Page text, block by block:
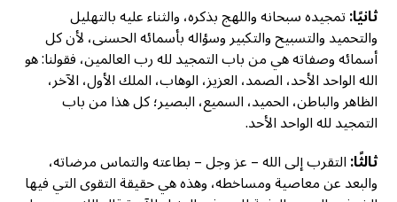
ثانيًا:تمجيده سبحانه واللهج بذكره، والثناء عليه بالتهليل
والتحميد والتسبيح والتكبير وسؤاله بأسمائه الحسنى، لأن كل
أسمائه وصفاته هي من باب التمجيد لله رب العالمين، فقولنا: هو
الله الواحد الأحد، الصمد، العزيز، الوهاب، الملك الأول، الآخر،
الظاهر والباطن، الحميد، السميع، البصير؛ كل هذا من باب
التمجيد لله الواحد الأحد.
ثالثًا:التقرب إلى الله – عز وجل – بطاعته والتماس مرضاته،
والبعد عن معاصية ومساخطه، وهذه هي حقيقة التقوى التي فيها